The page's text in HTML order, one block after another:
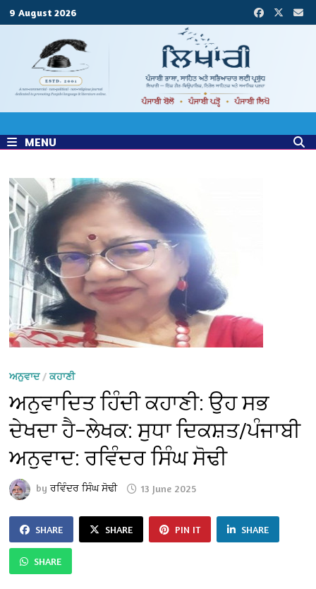
9 August 2026
MENU
ਅਨੁਵਾਦ/ਕਹਾਣੀ
ਅਨੁਵਾਦਿਤ ਹਿੰਦੀ ਕਹਾਣੀ: ਉਹ ਸਭ
ਦੇਖਦਾ ਹੈ–ਲੇਖਕ: ਸੁਧਾ ਦਿਕਸ਼ਤ/ਪੰਜਾਬੀ
ਅਨੁਵਾਦ: ਰਵਿੰਦਰ ਸਿੰਘ ਸੋਢੀ
byਰਵਿੰਦਰ ਸਿੰਘ ਸੋਢੀ 13 June 2025
SHARE SHARE PIN IT SHARE
SHARE